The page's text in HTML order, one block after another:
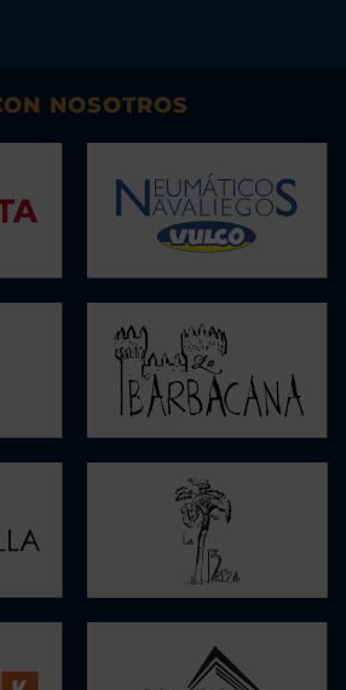
NOSOTROS